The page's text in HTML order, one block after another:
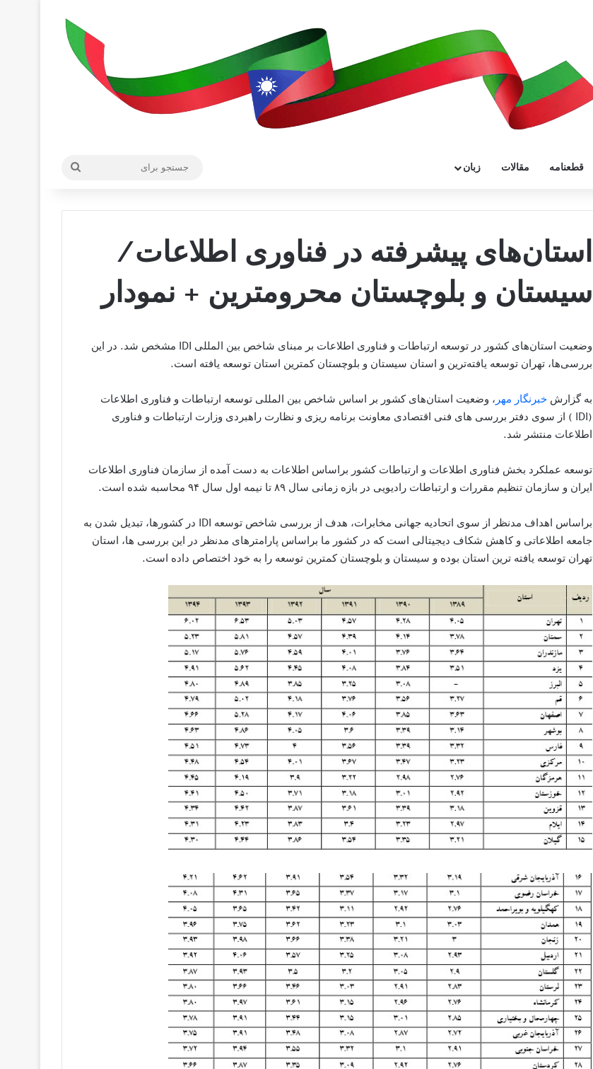
قطعنامه مقالات زبان
استان‌های پیشرفته در فناوری اطلاعات/
سیستان و بلوچستان محرومترین + نمودار
وضعیت استان‌های کشور در توسعه ارتباطات و فناوری اطلاعات بر مبنای شاخص بین المللی IDI مشخص شد. در این
بررسی‌ها، تهران توسعه یافته‌ترین و استان سیستان و بلوچستان کمترین استان توسعه یافته است.
به گزارش خبرنگار مهر ، وضعیت استان‌های کشور بر اساس شاخص بین المللی توسعه ارتباطات و فناوری اطلاعات
(IDI ) از سوی دفتر بررسی های فنی اقتصادی معاونت برنامه ریزی و نظارت راهبردی وزارت ارتباطات و فناوری
اطلاعات منتشر شد.
توسعه عملکرد بخش فناوری اطلاعات و ارتباطات کشور براساس اطلاعات به دست آمده از سازمان فناوری اطلاعات
ایران و سازمان تنظیم مقررات و ارتباطات رادیویی در بازه زمانی سال ۸۹ تا نیمه اول سال ۹۴ محاسبه شده است.
براساس اهداف مدنظر از سوی اتحادیه جهانی مخابرات، هدف از بررسی شاخص توسعه IDI در کشورها، تبدیل شدن به
جامعه اطلاعاتی و کاهش شکاف دیجیتالی است که در کشور ما براساس پارامترهای مدنظر در این بررسی ها، استان
تهران توسعه یافته ترین استان بوده و سیستان و بلوچستان کمترین توسعه را به خود اختصاص داده است.